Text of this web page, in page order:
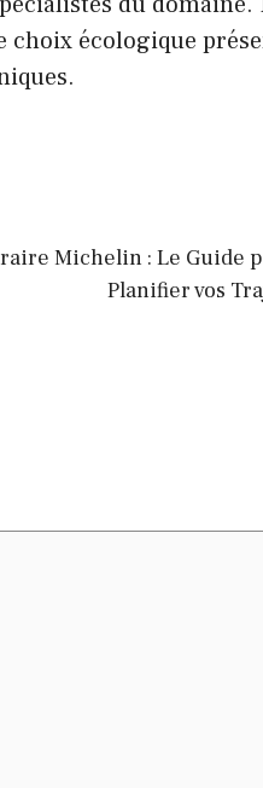
choix écologique
Michelin : Le Guide
Planifier vos